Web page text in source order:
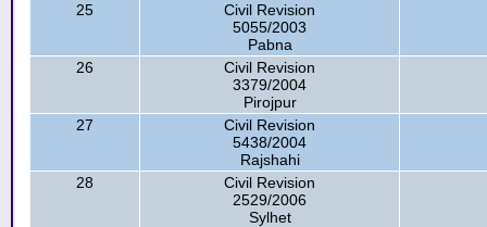
25
Civil Revision
5055/2003
Pabna
26
Civil Revision
3379/2004
Pirojpur
27
Civil Revision
5438/2004
Rajshahi
28
Civil Revision
2529/2006
Sylhet